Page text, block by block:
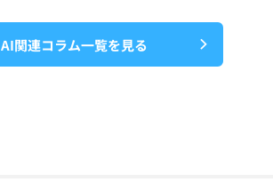
AI関連コラム一覧を見る